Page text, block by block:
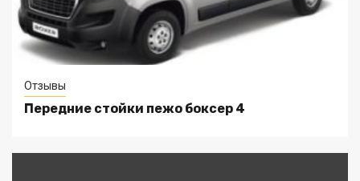
Отзывы
Передние стойки пежо боксер 4